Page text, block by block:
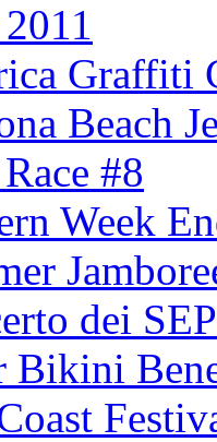
Graffiti
Beach
#8
Week
dei
Bikini